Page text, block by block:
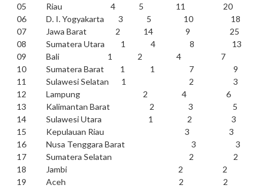
05 Riau 4 5 11 20
06 D. I. Yogyakarta 3 5 10 18
07 Jawa Barat 2 14 9 25
08 Sumatera Utara 1 4 8 13
09 Bali 1 2 4 7
10 Sumatera Barat 1 1 7 9
11 Sulawesi Selatan 1 2 3
12 Lampung 2 4 6
13 Kalimantan Barat 2 3 5
14 Sulawesi Utara 1 2 3
15 Kepulauan Riau 3 3
16 Nusa Tenggara Barat 3 3
17 Sumatera Selatan 2 2
18 Jambi 2 2
19 Aceh 2 2